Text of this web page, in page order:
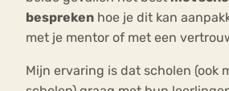
bespreken hoe je dit kan
met je mentor of met een
Mijn ervaring is dat scholen (ook